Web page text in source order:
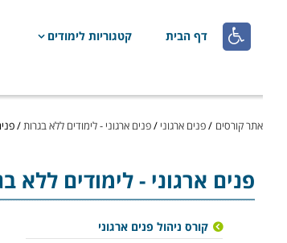
 דף הבית קטגוריות לימודים
אתר קורסים /פנים ארגוני /פנים ארגוני - לימודים ללא בגרות/
פנים ארגוני- לימודים ללא
קורס ניהול פנים ארגוני